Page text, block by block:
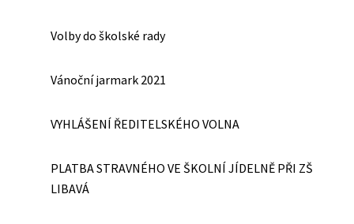
Volby do školské rady
Vánoční jarmark 2021
VYHLÁŠENÍ ŘEDITELSKÉHO VOLNA
PLATBA STRAVNÉHO VE ŠKOLNÍ JÍDELNĚ PŘI ZŠ
LIBAVÁ